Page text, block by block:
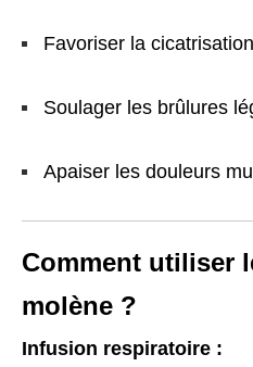
Favoriser la
Soulager les brûlures
Apaiser les douleurs
Comment utiliser
molène ?
Infusion respiratoire :